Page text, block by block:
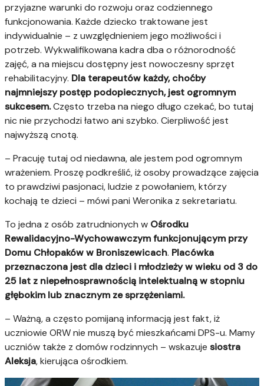
przyjazne warunki do rozwoju oraz codziennego
funkcjonowania. Każde dziecko traktowane jest
indywidualnie – z uwzględnieniem jego możliwości i
potrzeb. Wykwalifikowana kadra dba o różnorodność
zajęć, a na miejscu dostępny jest nowoczesny sprzęt
rehabilitacyjny. Dla terapeutów każdy, choćby
najmniejszy postęp podopiecznych, jest ogromnym
sukcesem.Często trzeba na niego długo czekać, bo tutaj
nic nie przychodzi łatwo ani szybko. Cierpliwość jest
najwyższą cnotą.
– Pracuję tutaj od niedawna, ale jestem pod ogromnym
wrażeniem. Proszę podkreślić, iż osoby prowadzące zajęcia
to prawdziwi pasjonaci, ludzie z powołaniem, którzy
kochają te dzieci – mówi pani Weronika z sekretariatu.
To jedna z osób zatrudnionych w Ośrodku
Rewalidacyjno-Wychowawczym funkcjonującym przy
Domu Chłopaków w Broniszewicach. Placówka
przeznaczona jest dla dzieci i młodzieży w wieku od 3 do
25 lat z niepełnosprawnością intelektualną w stopniu
głębokim lub znacznym ze sprzężeniami.
– Ważną, a często pomijaną informacją jest fakt, iż
uczniowie ORW nie muszą być mieszkańcami DPS-u. Mamy
uczniów także z domów rodzinnych – wskazuje siostra
Aleksja, kierująca ośrodkiem.